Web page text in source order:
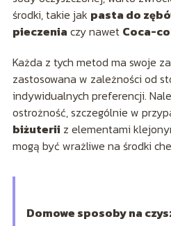
środki, takie jak pasta do
pieczenia czy nawet Coca-
Każda z tych metod ma swoje
zastosowana w zależności od
indywidualnych preferencji.
ostrożność, szczególnie w
biżuterii z elementami
mogą być wrażliwe na środki
Domowe sposoby na